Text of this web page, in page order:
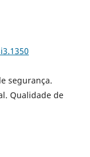
segurança.
Qualidade de